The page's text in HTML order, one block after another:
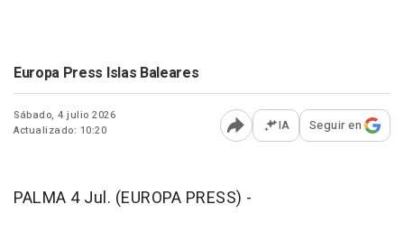
Europa Press Islas Baleares
Sábado, 4 julio 2026
Actualizado: 10:20
Abrir opciones para
IA Seguir en
PALMA 4 Jul. (EUROPA PRESS) -